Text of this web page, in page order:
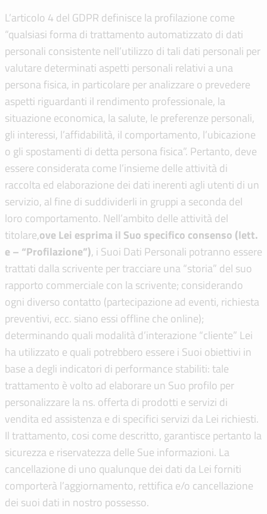
L’articolo 4 del GDPR definisce la profilazione come
“qualsiasi forma di trattamento automatizzato di dati
personali consistente nell’utilizzo di tali dati personali per
valutare determinati aspetti personali relativi a una
persona fisica, in particolare per analizzare o prevedere
aspetti riguardanti il rendimento professionale, la
situazione economica, la salute, le preferenze personali,
gli interessi, l’affidabilità, il comportamento, l’ubicazione
o gli spostamenti di detta persona fisica”. Pertanto, deve
essere considerata come l’insieme delle attività di
raccolta ed elaborazione dei dati inerenti agli utenti di un
servizio, al fine di suddividerli in gruppi a seconda del
loro comportamento. Nell’ambito delle attività del
titolare,ove Lei esprima il Suo specifico consenso (lett.
e – “Profilazione”), i Suoi Dati Personali potranno essere
trattati dalla scrivente per tracciare una “storia” del suo
rapporto commerciale con la scrivente; considerando
ogni diverso contatto (partecipazione ad eventi, richiesta
preventivi, ecc. siano essi offline che online);
determinando quali modalità d’interazione “cliente” Lei
ha utilizzato e quali potrebbero essere i Suoi obiettivi in
base a degli indicatori di performance stabiliti: tale
trattamento è volto ad elaborare un Suo profilo per
personalizzare la ns. offerta di prodotti e servizi di
vendita ed assistenza e di specifici servizi da Lei richiesti.
Il trattamento, cosi come descritto, garantisce pertanto la
sicurezza e riservatezza delle Sue informazioni. La
cancellazione di uno qualunque dei dati da Lei forniti
comporterà l’aggiornamento, rettifica e/o cancellazione
dei suoi dati in nostro possesso.